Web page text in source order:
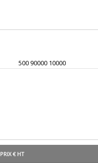
500 90000 10000
PRIX € HT